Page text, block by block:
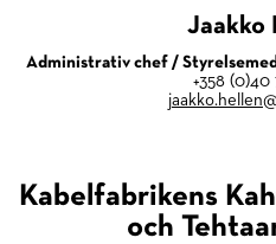
Jaakko
Administrativ chef /
+358 (0)40
Kabelfabrikens
och